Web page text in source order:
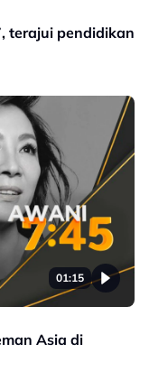
terajui pendidikan
01:15
Asia di